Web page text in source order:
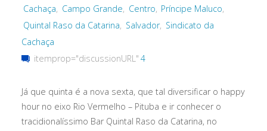
Gattai
uma
ótima
Cachaça, Campo Grande, Centro, Príncipe Maluco,
Quintal Raso da Catarina, Salvador, Sindicato da
Cachaça
itemprop="discussionURL" 4
Já que quinta é a nova sexta, que tal diversificar o happy
hour no eixo Rio Vermelho – Pituba e ir conhecer o
tracidionalíssimo Bar Quintal Raso da Catarina, no